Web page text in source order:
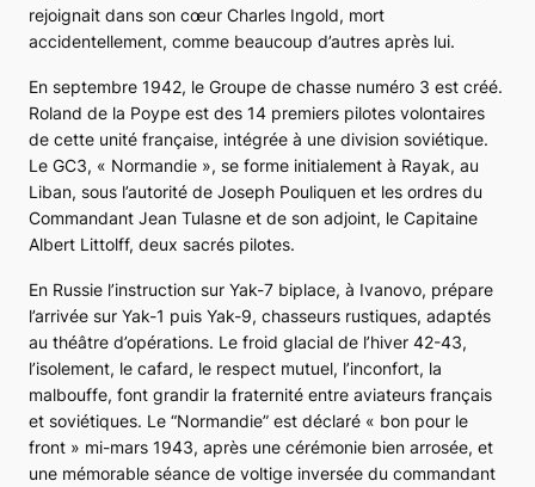
rejoignait dans son cœur Charles Ingold, mort
accidentellement, comme beaucoup d’autres après lui.
En septembre 1942, le Groupe de chasse numéro 3 est créé.
Roland de la Poype est des 14 premiers pilotes volontaires
de cette unité française, intégrée à une division soviétique.
Le GC3, « Normandie », se forme initialement à Rayak, au
Liban, sous l’autorité de Joseph Pouliquen et les ordres du
Commandant Jean Tulasne et de son adjoint, le Capitaine
Albert Littolff, deux sacrés pilotes.
En Russie l’instruction sur Yak-7 biplace, à Ivanovo, prépare
l’arrivée sur Yak-1 puis Yak-9, chasseurs rustiques, adaptés
au théâtre d’opérations. Le froid glacial de l’hiver 42-43,
l’isolement, le cafard, le respect mutuel, l’inconfort, la
malbouffe, font grandir la fraternité entre aviateurs français
et soviétiques. Le “Normandie” est déclaré « bon pour le
front » mi-mars 1943, après une cérémonie bien arrosée, et
une mémorable séance de voltige inversée du commandant